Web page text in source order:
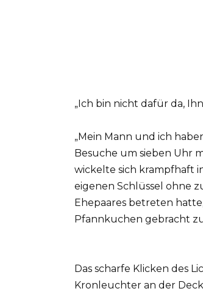
„Ich bin nicht dafür da,
„Mein Mann und ich
Besuche um sieben Uhr
wickelte sich krampfhaft
eigenen Schlüssel ohne
Ehepaares betreten
Pfannkuchen gebracht
Das scharfe Klicken des
Kronleuchter an der